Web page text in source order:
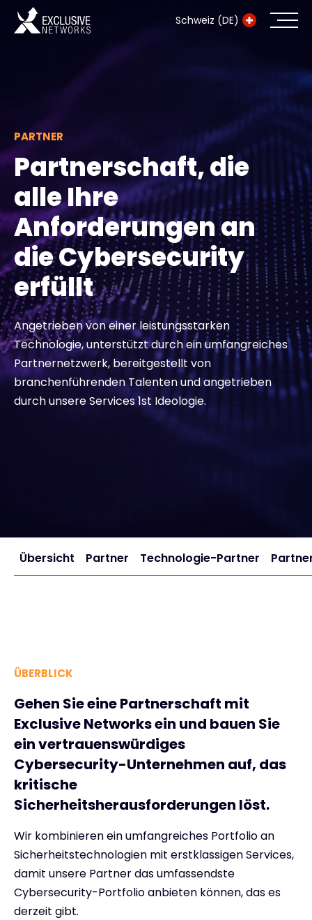
Schweiz (DE)
Cybersecurity
Ressourcen
Unternehmen
Exclusive Access Anmeldung
Exclusive Access - Erfahren Sie mehr
Kontakt
#weareexclusive
PARTNER
Partnerschaft, die
alle Ihre
Anforderungen an
die Cybersecurity
erfüllt
Angetrieben von einer leistungsstarken
Technologie, unterstützt durch ein umfangreiches
Partnernetzwerk, bereitgestellt von
branchenführenden Talenten und angetrieben
durch unsere Services 1st Ideologie.
Übersicht Partner Technologie-Partner
ÜBERBLICK
Gehen Sie eine Partnerschaft mit
Exclusive Networks ein und bauen Sie
ein vertrauenswürdiges
Cybersecurity-Unternehmen auf, das
kritische
Sicherheitsherausforderungen löst.
Wir kombinieren ein umfangreiches Portfolio an
Sicherheitstechnologien mit erstklassigen Services,
damit unsere Partner das umfassendste
Cybersecurity-Portfolio anbieten können, das es
derzeit gibt.